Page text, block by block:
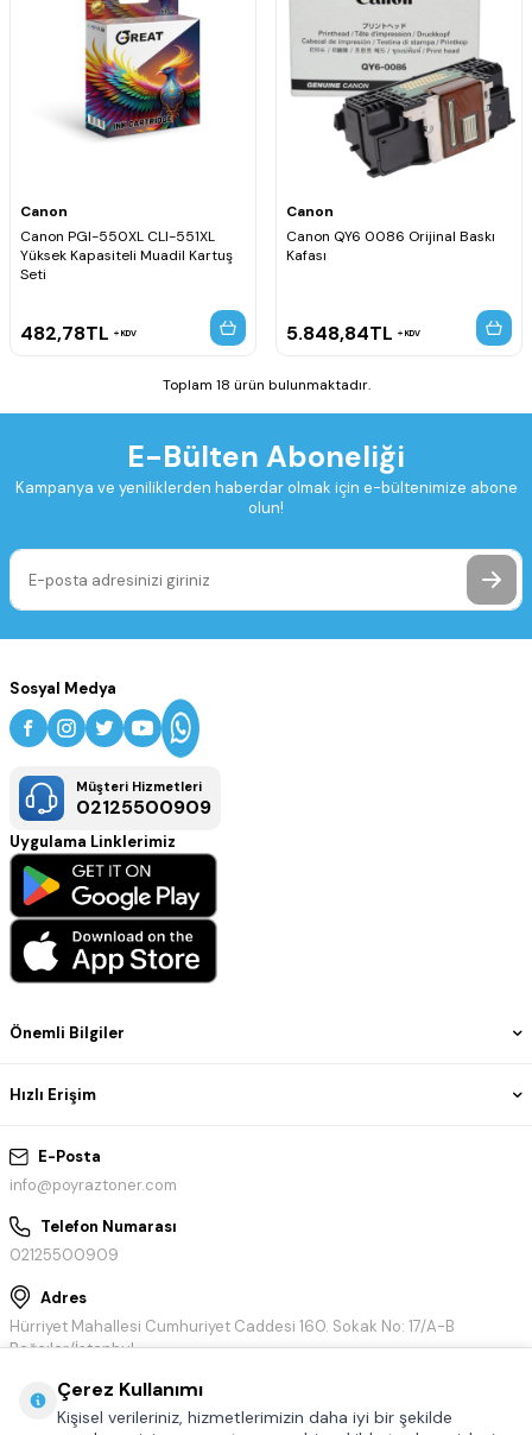
Canon
Canon PGI-550XL CLI-551XL
Yüksek Kapasiteli Muadil Kartuş
Seti
482,78TL KDV
Canon
Canon QY6 0086 Orijinal Baskı
Kafası
5.848,84TL KDV
Toplam 18 ürün bulunmaktadır.
E-Bülten Aboneliği
Kampanya ve yeniliklerden haberdar olmak için e-bültenimize abone
olun!
E-Posta
info@poyraztoner.com
Telefon Numarası
02125500909
Adres
Hürriyet Mahallesi Cumhuriyet Caddesi 160. Sokak No: 17/A-B
Bağcılar/İstanbul
Önemli Bilgiler
Hızlı Erişim
Sosyal Medya
Müşteri Hizmetleri
02125500909
Uygulama Linklerimiz
Çerez Kullanımı
Kişisel verileriniz, hizmetlerimizin daha iyi bir şekilde